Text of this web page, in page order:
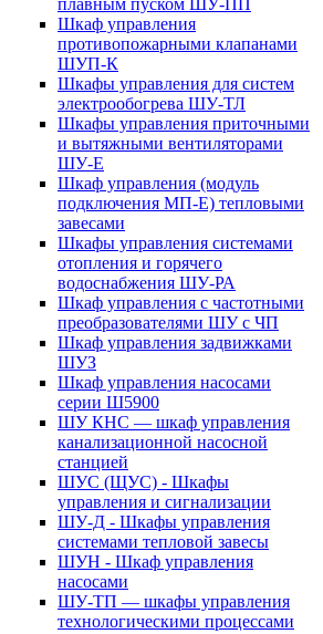
плавным пуском ШУ-ПП
Шкаф управления
противопожарными клапанами
ШУП-К
Шкафы управления для систем
электрообогрева ШУ-ТЛ
Шкафы управления приточными
и вытяжными вентиляторами
ШУ-Е
Шкаф управления (модуль
подключения МП-Е) тепловыми
завесами
Шкафы управления системами
отопления и горячего
водоснабжения ШУ-РА
Шкаф управления с частотными
преобразователями ШУ с ЧП
Шкаф управления задвижками
ШУЗ
Шкаф управления насосами
серии Ш5900
ШУ КНС — шкаф управления
канализационной насосной
станцией
ШУС (ЩУС) - Шкафы
управления и сигнализации
ШУ-Д - Шкафы управления
системами тепловой завесы
ШУН - Шкаф управления
насосами
ШУ-ТП — шкафы управления
технологическими процессами